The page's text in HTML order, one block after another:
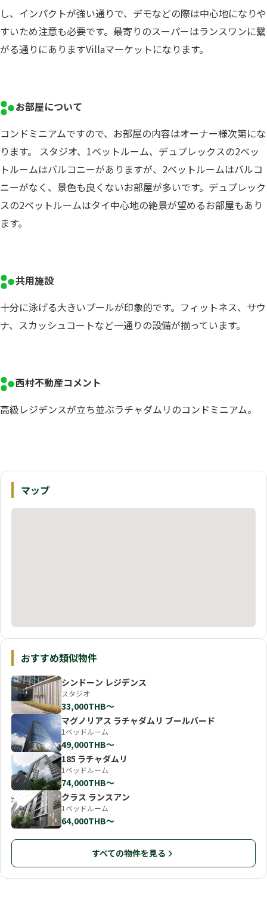
し、インパクトが強い通りで、デモなどの際は中心地になりや
すいため注意も必要です。最寄りのスーパーはランスワンに繋
がる通りにありますVillaマーケットになります。
お部屋について
コンドミニアムですので、お部屋の内容はオーナー様次第にな
ります。 スタジオ、1ベットルーム、デュプレックスの2ベッ
トルームはバルコニーがありますが、2ベットルームはバルコ
ニーがなく、景色も良くないお部屋が多いです。デュプレック
スの2ベットルームはタイ中心地の絶景が望めるお部屋もあり
ます。
共用施設
十分に泳げる大きいプールが印象的です。フィットネス、サウ
ナ、スカッシュコートなど一通りの設備が揃っています。
西村不動産コメント
高級レジデンスが立ち並ぶラチャダムリのコンドミニアム。
マップ
おすすめ類似物件
シンドーン レジデンス
スタジオ
33,000THB〜
マグノリアス ラチャダムリ ブールバード
1ベッドルーム
49,000THB〜
185 ラチャダムリ
1ベッドルーム
74,000THB〜
クラス ランスアン
1ベッドルーム
64,000THB〜
すべての物件を見る